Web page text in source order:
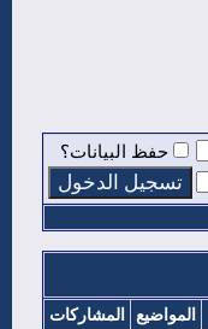
حفظ البيانات؟
المواضيع المشاركات